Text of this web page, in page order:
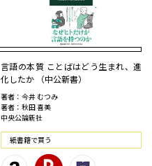
言語の本質 ことばはどう生まれ、進
化したか （中公新書）
著者：今井 むつみ
著者：秋田 喜美
中央公論新社
紙書籍で買う